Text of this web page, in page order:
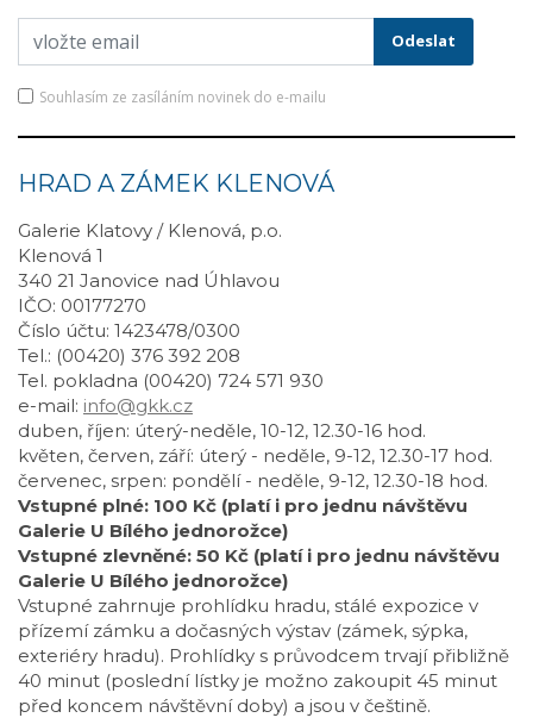
Souhlasím ze zasíláním novinek do e-mailu
HRAD A ZÁMEK KLENOVÁ
Galerie Klatovy / Klenová, p.o.
Klenová 1
340 21 Janovice nad Úhlavou
IČO: 00177270
Číslo účtu: 1423478/0300
Tel.: (00420) 376 392 208
Tel. pokladna (00420) 724 571 930
e-mail: info@gkk.cz
duben, říjen: úterý-neděle, 10-12, 12.30-16 hod.
květen, červen, září: úterý - neděle, 9-12, 12.30-17 hod.
červenec, srpen: pondělí - neděle, 9-12, 12.30-18 hod.
Vstupné plné: 100 Kč (platí i pro jednu návštěvu
Galerie U Bílého jednorožce)
Vstupné zlevněné: 50 Kč (platí i pro jednu návštěvu
Galerie U Bílého jednorožce)
Vstupné zahrnuje prohlídku hradu, stálé expozice v
přízemí zámku a dočasných výstav (zámek, sýpka,
exteriéry hradu). Prohlídky s průvodcem trvají přibližně
40 minut (poslední lístky je možno zakoupit 45 minut
před koncem návštěvní doby) a jsou v češtině.